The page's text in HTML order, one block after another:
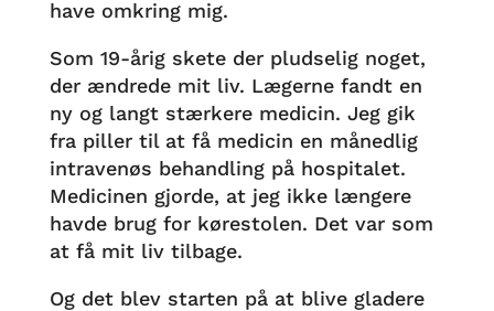
have omkring mig.
Som 19-årig skete der pludselig noget,
der ændrede mit liv. Lægerne fandt en
ny og langt stærkere medicin. Jeg gik
fra piller til at få medicin en månedlig
intravenøs behandling på hospitalet.
Medicinen gjorde, at jeg ikke længere
havde brug for kørestolen. Det var som
at få mit liv tilbage.
Og det blev starten på at blive gladere